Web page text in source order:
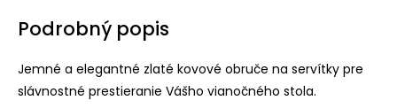
Podrobný popis
Jemné a elegantné zlaté kovové obruče na servítky pre
slávnostné prestieranie Vášho vianočného stola.